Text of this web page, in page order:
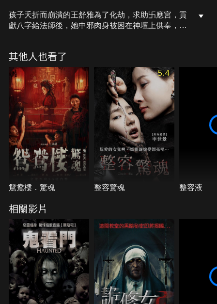
孩子夭折而崩潰的王舒雅為了化劫，求助卐應宮，貢
獻八字給法師後，她中邪肉身被困在神壇上供奉，丈
灰燼，卻讓卐應宮找到更適合魔神降身的肉身，原以
為可以助人的阿呆，感應到所有人接下來七天會陸續
遭受死劫。
其他人也看了
鴛鴦樓．驚魂
5.4
整容驚魂 整容液
相關影片